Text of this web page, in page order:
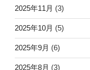
2025年11月 (3)
2025年10月 (5)
2025年9月 (6)
2025年8月 (3)